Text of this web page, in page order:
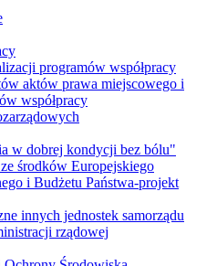
programów współpracy
aktów prawa miejscowego i
współpracy
w dobrej kondycji bez bólu"
środków Europejskiego
i Budżetu Państwa-projekt
innych jednostek samorządu
rządowej